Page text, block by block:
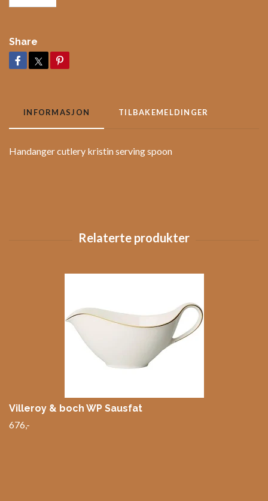
Share
INFORMASJON TILBAKEMELDINGER
Handanger cutlery kristin serving spoon
Villeroy & boch WP Sausfat
676,-